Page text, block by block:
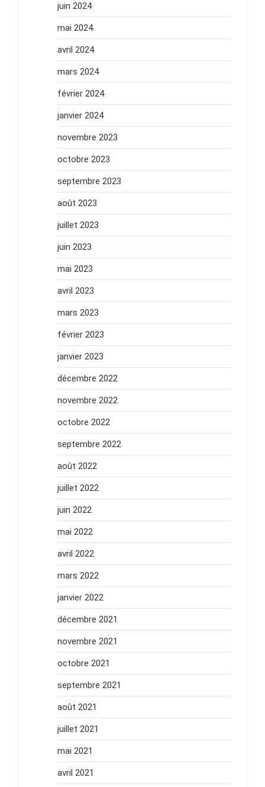
juin 2024
mai 2024
avril 2024
mars 2024
février 2024
janvier 2024
novembre 2023
octobre 2023
septembre 2023
août 2023
juillet 2023
juin 2023
mai 2023
avril 2023
mars 2023
février 2023
janvier 2023
décembre 2022
novembre 2022
octobre 2022
septembre 2022
août 2022
juillet 2022
juin 2022
mai 2022
avril 2022
mars 2022
janvier 2022
décembre 2021
novembre 2021
octobre 2021
septembre 2021
août 2021
juillet 2021
mai 2021
avril 2021